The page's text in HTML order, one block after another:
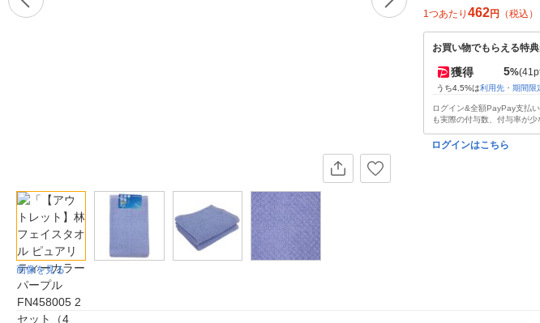
画像を見る
1つあたり 462円 （税込）
お買い物でもらえる特典
獲得 5%
うち4.5%は利用先・期間限
ログイン&全額PayPay支払
も実際の付与数、付与率が
ログインはこちら